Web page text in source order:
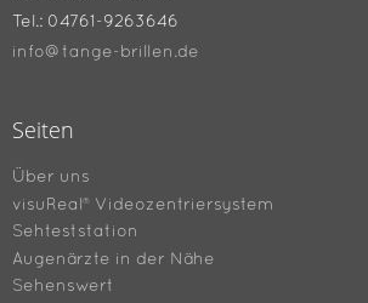
Tel.: 04761-9263646
info@tange-brillen.de
Seiten
Über uns
visuReal® Videozentriersystem
Sehteststation
Augenärzte in der Nähe
Sehenswert